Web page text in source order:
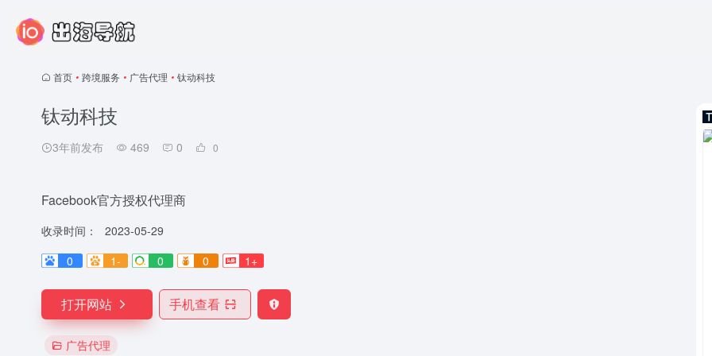
首页 • 跨境服务 • 广告代理 • 钛动科技
钛动科技
3年前发布 469 0 0
Facebook官方授权代理商
收录时间：
2023-05-29
0
1- 0 0 1+
打开网站 手机查看
广告代理